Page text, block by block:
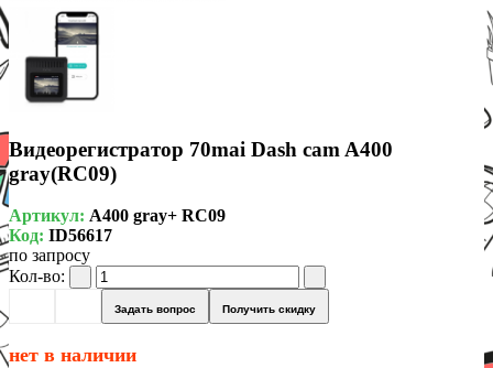
Видеорегистратор 70mai Dash cam A400
gray(RC09)
Артикул: A400 gray+ RC09
Код: ID56617
по запросу
Кол-во:
Задать вопрос Получить скидку
нет в наличии